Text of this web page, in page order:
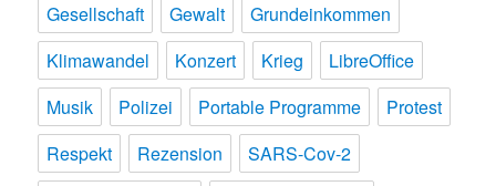
Gesellschaft
Gewalt
Grundeinkommen
Klimawandel
Konzert Krieg
LibreOffice
Musik
Polizei Portable Programme
Protest
Respekt
Rezension
SARS-Cov-2